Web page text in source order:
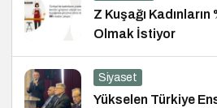
Z Kuşağı
Olmak İstiyor
Siyaset
Yükselen Türkiye